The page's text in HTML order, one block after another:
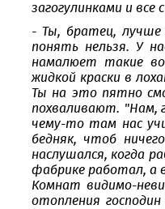
загогулинками и все
- Ты, братец, лучше
понять нельзя. У
намалюет такие
жидкой краски в
Ты на это пятно
похваливают. "Нам,
чему-то там нас
бедняк, чтоб
наслушался, когда
фабрике работал, а
Комнат видимо-
отопления